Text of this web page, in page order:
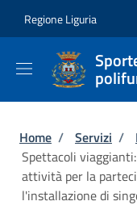
Regione Liguria
Briciole di
Home / Servizi /
Spettacoli
attività per la
l'installazione di